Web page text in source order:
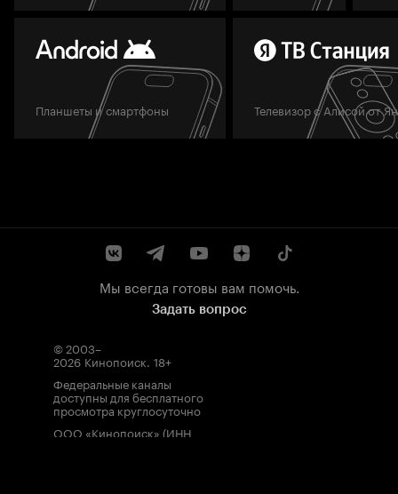
Планшеты и смартфоны Телевизор с Алисой от
Мы всегда готовы вам помочь.
Задать вопрос
© 2003–
2026 Кинопоиск 18+
Федеральные каналы
доступны для бесплатного
просмотра круглосуточно
ООО «Кинопоиск» (ИНН